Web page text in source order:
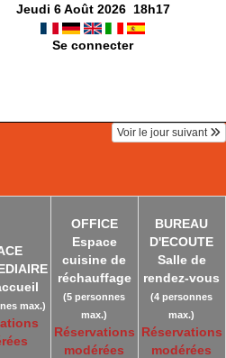
Jeudi 6 Août 2026 18h17
Se connecter
Voir le jour suivant
max.)
OFFICE
Espace
cuisine de
réchauffage
(5 personnes
max.)
Réservations
modérées
BUREAU
D'ECOUTE
Salle de
rendez-vous
(4 personnes
max.)
Réservations
modérées